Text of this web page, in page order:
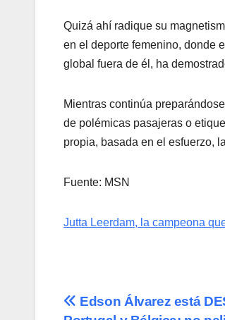
Quizá ahí radique su
en el deporte femenino, donde
global fuera de él, ha
Mientras continúa
de polémicas pasajeras o
propia, basada en el esfuerzo,
Fuente: MSN
Jutta Leerdam, la campeona
Navegación
Edson Álvarez está